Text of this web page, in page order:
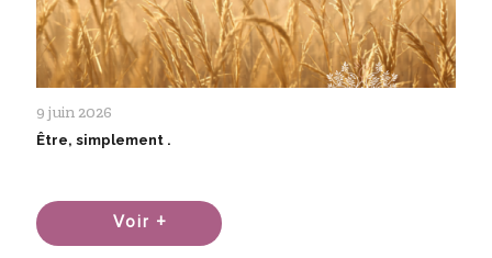
9 juin 2026
Être, simplement .
Voir +